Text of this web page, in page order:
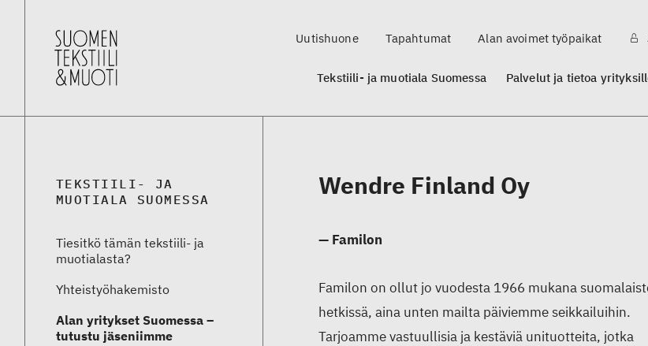
Uutishuone Tapahtumat Alan avoimet työpaikat
Tekstiili- ja muotiala Suomessa Palvelut ja tietoa
TEKSTIILI- JA
MUOTIALA SUOMESSA
Tiesitkö tämän tekstiili- ja
muotialasta?
Yhteistyö­hakemisto
Alan yritykset Suomessa –
tutustu jäseniimme
Wendre Finland Oy
— Familon
Familon on ollut jo vuodesta 1966 mukana
hetkissä, aina unten mailta päiviemme seikkailuihin.
Tarjoamme vastuullisia ja kestäviä unituotteita, jotka